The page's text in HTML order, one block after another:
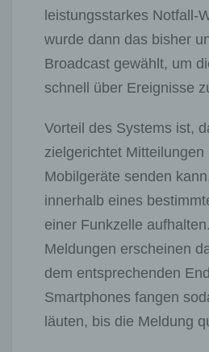
leistungsstarkes Notfall-
wurde dann das bisher
Broadcast gewählt, um
schnell über Ereignisse
Vorteil des Systems ist,
zielgerichtet Mitteilungen
Mobilgeräte senden
innerhalb eines
einer Funkzelle
Meldungen erscheinen
dem entsprechenden
Smartphones fangen
läuten, bis die Meldung